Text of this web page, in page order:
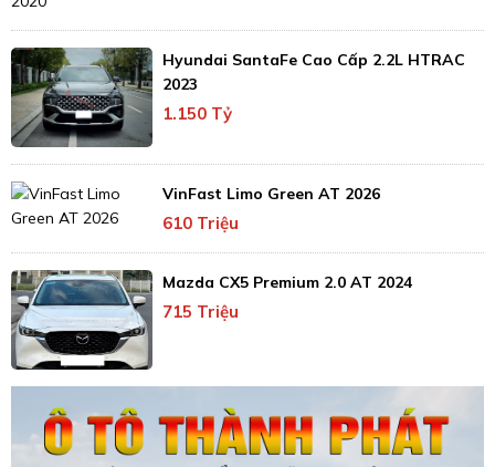
Hyundai SantaFe Cao Cấp 2.2L HTRAC
2023
1.150 Tỷ
VinFast Limo Green AT 2026
610 Triệu
Mazda CX5 Premium 2.0 AT 2024
715 Triệu